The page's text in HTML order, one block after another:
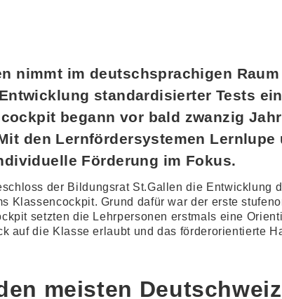
nimmt im deutschsprachigen Raum
standardisierter Tests
begann vor bald zwanzig
den Lernfördersystemen Lernlupe
Förderung im Fokus.
der Bildungsrat St.Gallen die Entwicklung
Klassencockpit. Grund dafür war der erste
setzten die Lehrpersonen erstmals eine
auf die Klasse erlaubt und das förderorientierte
meisten